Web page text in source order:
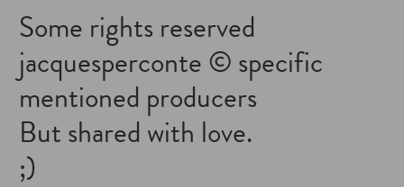
Some rights reserved
jacquesperconte © specific
mentioned producers
But shared with love.
;)